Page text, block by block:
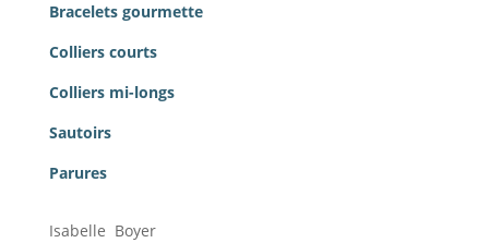
Bracelets gourmette
Colliers courts
Colliers mi-longs
Sautoirs
Parures
Isabelle Boyer